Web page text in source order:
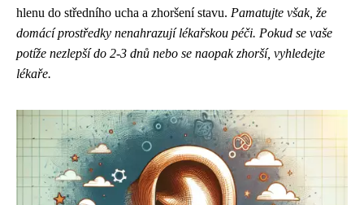
hlenu do středního ucha a zhoršení stavu. Pamatujte však, že
domácí prostředky nenahrazují lékařskou péči. Pokud se vaše
potíže nezlepší do 2-3 dnů nebo se naopak zhorší, vyhledejte
lékaře.